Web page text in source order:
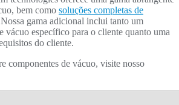
bem como soluções completas de
gama adicional inclui tanto um
vácuo específico para o cliente quanto uma
do cliente.
componentes de vácuo, visite nosso